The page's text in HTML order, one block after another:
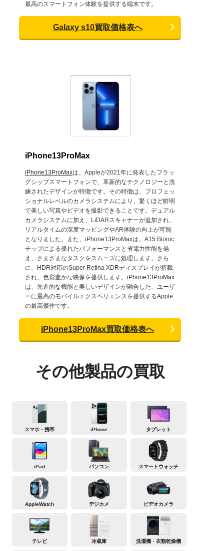
最高のスマートフォン体験を提供する端末です。
Galaxy s10買取価格表へ
iPhone13ProMax
iPhone13ProMaxは、Appleが2021年に発表したフラッ
グシップスマートフォンで、革新的なテクノロジーと洗
練されたデザインが特徴です。その特徴は、プロフェッ
ショナルレベルのカメラシステムにより、驚くほど鮮明
で美しい写真やビデオを撮影できることです。デュアル
カメラシステムに加え、LiDARスキャナーが追加され、
リアルタイムの深度マッピングやAR体験の向上が可能
となりました。また、iPhone13ProMaxは、A15 Bionic
チップによる優れたパフォーマンスと省電力性能を備
え、さまざまなタスクをスムーズに処理します。さら
に、HDR対応のSuper Retina XDRディスプレイが搭載
され、色彩豊かな映像を提供します。 iPhone13ProMax
は、先進的な機能と美しいデザインが融合した、ユーザ
ーに最高のモバイルエクスペリエンスを提供するApple
の最高傑作です。
iPhone13ProMax買取価格表へ
その他製品の買取
スマホ・携帯 iPhone タブレット
iPad パソコン スマートウォッチ
AppleWatch デジカメ ビデオカメラ
テレビ 冷蔵庫 洗濯機・衣類乾燥機